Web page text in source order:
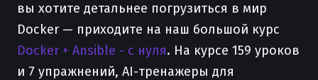
вы хотите детальнее погрузиться в мир
Docker — приходите на наш большой курс
Docker + Ansible - с нуля. На курсе 159 уроков
и 7 упражнений, AI-тренажеры для